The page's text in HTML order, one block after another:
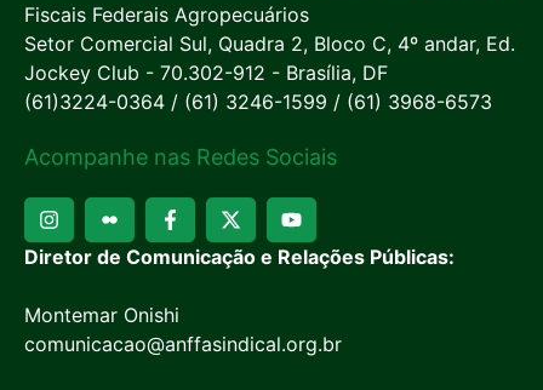
Fiscais Federais Agropecuários
Setor Comercial Sul, Quadra 2, Bloco C, 4º andar, Ed.
Jockey Club - 70.302-912 - Brasília, DF
(61)3224-0364 / (61) 3246-1599 / (61) 3968-6573
Acompanhe nas Redes Sociais
Diretor de Comunicação e Relações Públicas:
Montemar Onishi
comunicacao@anffasindical.org.br